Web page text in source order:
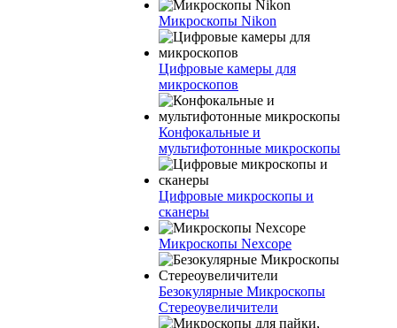
Микроскопы Nikon
Цифровые камеры для
микроскопов
Конфокальные и
мультифотонные микроскопы
Цифровые микроскопы и
сканеры
Микроскопы Nexcope
Безокулярные Микроскопы
Стереоувеличители